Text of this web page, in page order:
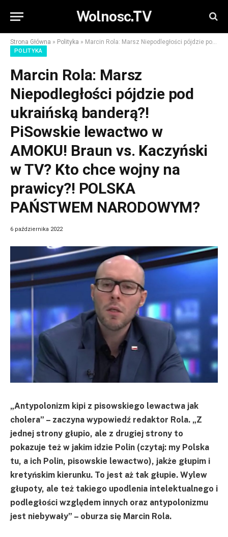
Wolnosc.TV
Strona Główna » Polityka » Marcin Rola: Marsz Niepodległości pójdzie pod ukraińską banderą?! PiSowskie lewactwo w AMOKU! Braun vs. Kaczyński w TV? Kto chce wojny na prawicy?! POLSKA PAŃSTWEM NARODOWYM?
POLITYKA
Marcin Rola: Marsz
Niepodległości pójdzie pod
ukraińską banderą?!
PiSowskie lewactwo w
AMOKU! Braun vs. Kaczyński
w TV? Kto chce wojny na
prawicy?! POLSKA
PAŃSTWEM NARODOWYM?
6 października 2022
„Antypolonizm kipi z pisowskiego lewactwa jak
cholera” – zaczyna wypowiedź redaktor Rola. „Z
jednej strony głupio, ale z drugiej strony to
pokazuje też w jakim idzie Polin (czytaj: my Polska
tu, a ich Polin, pisowskie lewactwo), jakże głupim i
kretyńskim kierunku. To jest aż tak głupie. Wylew
głupoty, ale też takiego upodlenia intelektualnego i
podległości względem innych oraz antypolonizmu
jest niebywały” – oburza się Marcin Rola.